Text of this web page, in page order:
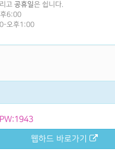
고 공휴일은 쉽니다.
6:00
오후1:00
웹하드 바로가기